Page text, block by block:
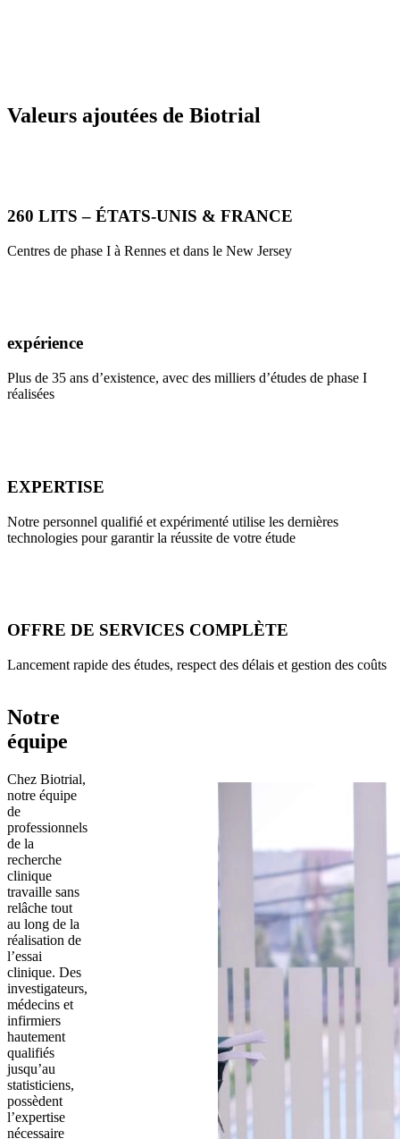
Valeurs ajoutées de Biotrial
260 LITS – ÉTATS-UNIS & FRANCE
Centres de phase I à Rennes et dans le New Jersey
expérience
Plus de 35 ans d’existence, avec des milliers d’études de phase I
réalisées
EXPERTISE
Notre personnel qualifié et expérimenté utilise les dernières
technologies pour garantir la réussite de votre étude
OFFRE DE SERVICES COMPLÈTE
Lancement rapide des études, respect des délais et gestion des coûts
Notre
équipe
Chez Biotrial,
notre équipe
de
professionnels
de la
recherche
clinique
travaille sans
relâche tout
au long de la
réalisation de
l’essai
clinique. Des
investigateurs,
médecins et
infirmiers
hautement
qualifiés
jusqu’au
statisticiens,
possèdent
l’expertise
nécessaire